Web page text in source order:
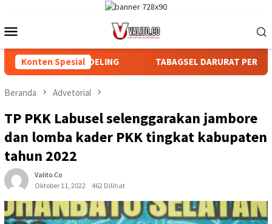
konten
Mobile
Konten Spesial
DAN AFDELING TABAGSEL DARURAT
Beranda Advetorial
TP PKK Labusel selenggarakan jambore
dan lomba kader PKK tingkat kabupaten
tahun 2022
Valito.co
Oktober 11, 2022
462 Dilihat